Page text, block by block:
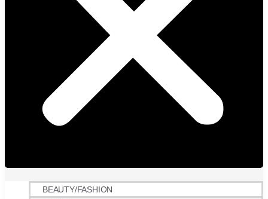
BEAUTY/FASHION